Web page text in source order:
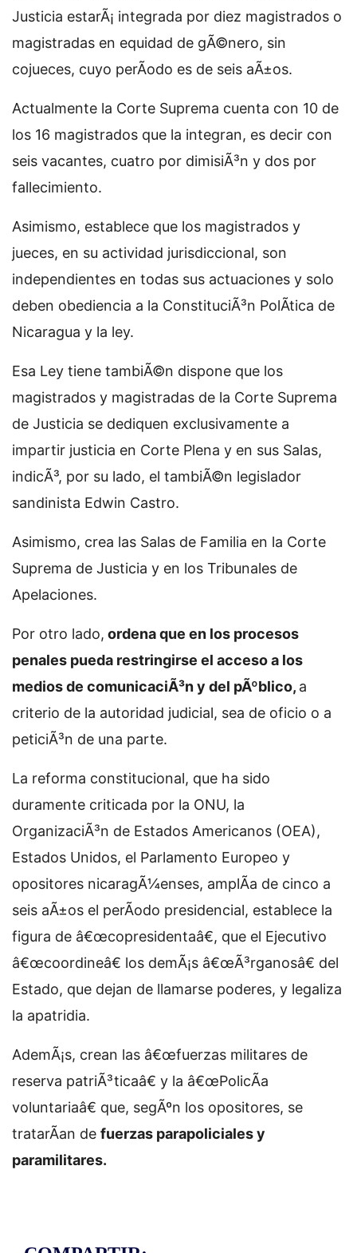
Justicia estarÃ¡ integrada por diez magistrados o
magistradas en equidad de gÃ©nero, sin
cojueces, cuyo perÃ­odo es de seis aÃ±os.
Actualmente la Corte Suprema cuenta con 10 de
los 16 magistrados que la integran, es decir con
seis vacantes, cuatro por dimisiÃ³n y dos por
fallecimiento.
Asimismo, establece que los magistrados y
jueces, en su actividad jurisdiccional, son
independientes en todas sus actuaciones y solo
deben obediencia a la ConstituciÃ³n PolÃ­tica de
Nicaragua y la ley.
Esa Ley tiene tambiÃ©n dispone que los
magistrados y magistradas de la Corte Suprema
de Justicia se dediquen exclusivamente a
impartir justicia en Corte Plena y en sus Salas,
indicÃ³, por su lado, el tambiÃ©n legislador
sandinista Edwin Castro.
Asimismo, crea las Salas de Familia en la Corte
Suprema de Justicia y en los Tribunales de
Apelaciones.
Por otro lado, ordena que en los procesos
penales pueda restringirse el acceso a los
medios de comunicaciÃ³n y del pÃºblico, a
criterio de la autoridad judicial, sea de oficio o a
peticiÃ³n de una parte.
La reforma constitucional, que ha sido
duramente criticada por la ONU, la
OrganizaciÃ³n de Estados Americanos (OEA),
Estados Unidos, el Parlamento Europeo y
opositores nicaragÃ¼enses, amplÃ­a de cinco a
seis aÃ±os el perÃ­odo presidencial, establece la
figura de â€œcopresidentaâ€, que el Ejecutivo
â€œcoordineâ€ los demÃ¡s â€œÃ³rganosâ€ del
Estado, que dejan de llamarse poderes, y legaliza
la apatridia.
AdemÃ¡s, crean las â€œfuerzas militares de
reserva patriÃ³ticaâ€ y la â€œPolicÃ­a
voluntariaâ€ que, segÃºn los opositores, se
tratarÃ­an de fuerzas parapoliciales y
paramilitares.